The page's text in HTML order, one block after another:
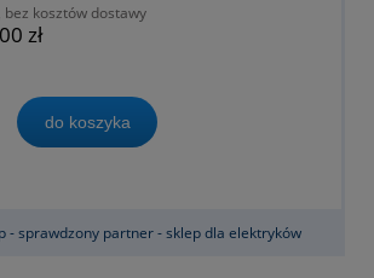
bez kosztów dostawy
zł
do koszyka
- sprawdzony partner - sklep dla elektryków